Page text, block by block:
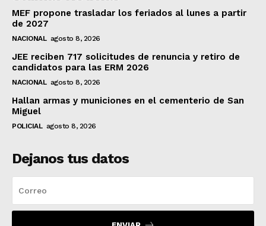
MEF propone trasladar los feriados al lunes a partir
de 2027
NACIONAL agosto 8, 2026
JEE reciben 717 solicitudes de renuncia y retiro de
candidatos para las ERM 2026
NACIONAL agosto 8, 2026
Hallan armas y municiones en el cementerio de San
Miguel
POLICIAL agosto 8, 2026
Dejanos tus datos